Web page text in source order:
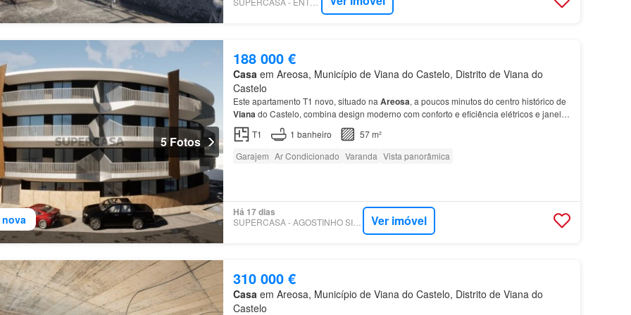
nova
5 Fotos
188 000 €
Casaem Areosa, Município de Viana do Castelo, Distrito de Viana do
Castelo
Este apartamento T1 novo, situado na Areosa, a poucos minutos do centro histórico de
Vianado Castelo, combina design moderno com conforto e eficiência elétricos e janelas
em alumínio ️ Lugar de garagem ️ Acabamentos premium…
T1 1 banheiro
57 m²
Garajem Ar Condicionado Varanda Vista panorâmica
Há 17 dias
SUPERCASA - AGOSTINHO SILVA GRUPO - REMAX UNITED Ver imóvel
310 000 €
Casaem Areosa, Município de Viana do Castelo, Distrito de Viana do
Castelo